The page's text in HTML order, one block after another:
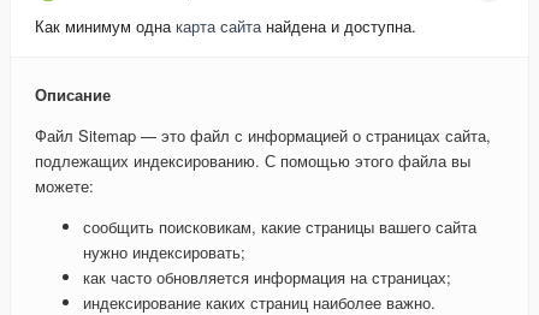
Как минимум одна карта сайта найдена и доступна.
Описание
Файл Sitemap — это файл с информацией о страницах сайта,
подлежащих индексированию. С помощью этого файла вы
можете:
сообщить поисковикам, какие страницы вашего сайта
нужно индексировать;
как часто обновляется информация на страницах;
индексирование каких страниц наиболее важно.